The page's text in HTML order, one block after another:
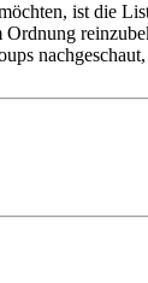
ist die